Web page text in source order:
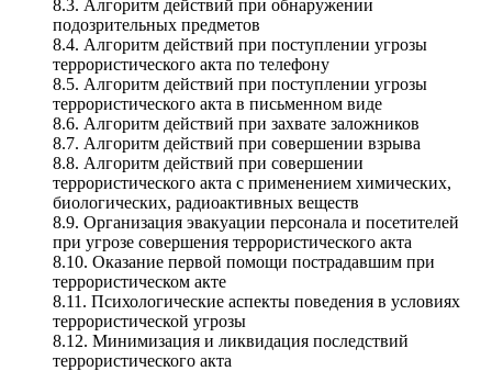
8.3. Алгоритм действий при обнаружении
подозрительных предметов
8.4. Алгоритм действий при поступлении угрозы
террористического акта по телефону
8.5. Алгоритм действий при поступлении угрозы
террористического акта в письменном виде
8.6. Алгоритм действий при захвате заложников
8.7. Алгоритм действий при совершении взрыва
8.8. Алгоритм действий при совершении
террористического акта с применением химических,
биологических, радиоактивных веществ
8.9. Организация эвакуации персонала и посетителей
при угрозе совершения террористического акта
8.10. Оказание первой помощи пострадавшим при
террористическом акте
8.11. Психологические аспекты поведения в условиях
террористической угрозы
8.12. Минимизация и ликвидация последствий
террористического акта